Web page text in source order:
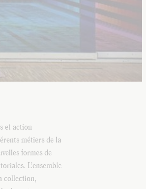
et action
métiers de la
formes de
L’ensemble
collection,